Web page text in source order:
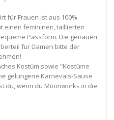
für Frauen ist aus 100%
einen femininen, taillierten
Passform. Die genauen
für Damen bitte der
Kostüm sowie "Kostüme
gelungene Karnevals-Sause
du, wenn du Moonworks in die